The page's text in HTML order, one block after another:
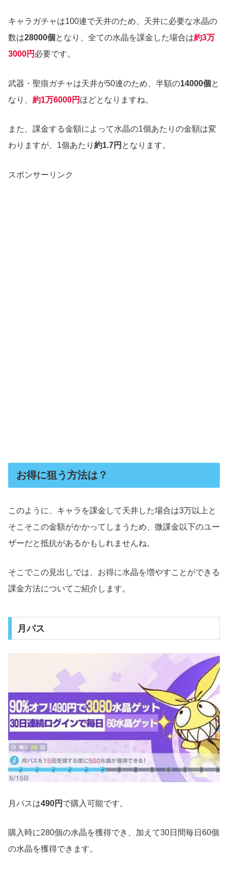
キャラガチャは100連で天井のため、天井に必要な水晶の
数は28000個 となり、全ての水晶を課金した場合は約3万
3000円 必要です。
武器・聖痕ガチャは天井が50連のため、半額の14000個 と
なり、 約1万6000円 ほどとなりますね。
また、課金する金額によって水晶の1個あたりの金額は変
わりますが、1個あたり 約1.7円 となります。
スポンサーリンク
お得に狙う方法は？
このように、キャラを課金して天井した場合は3万以上と
そこそこの金額がかかってしまうため、微課金以下のユー
ザーだと抵抗があるかもしれませんね。
そこでこの見出しでは、お得に水晶を増やすことができる
課金方法についてご紹介します。
月パス
月パスは490円 で購入可能です。
購入時に280個の水晶を獲得でき、加えて30日間毎日60個
の水晶を獲得できます。